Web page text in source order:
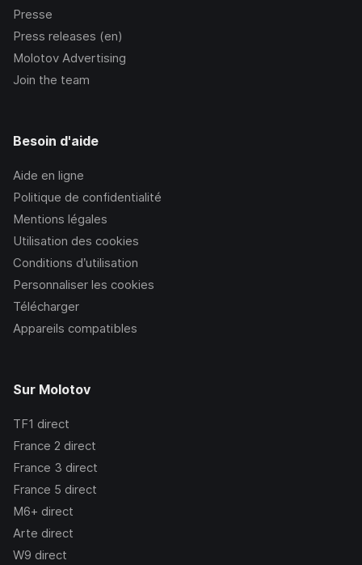
Presse
Press releases (en)
Molotov Advertising
Join the team
Besoin d'aide
Aide en ligne
Politique de confidentialité
Mentions légales
Utilisation des cookies
Conditions d’utilisation
Personnaliser les cookies
Télécharger
Appareils compatibles
Sur Molotov
TF1 direct
France 2 direct
France 3 direct
France 5 direct
M6+ direct
Arte direct
W9 direct